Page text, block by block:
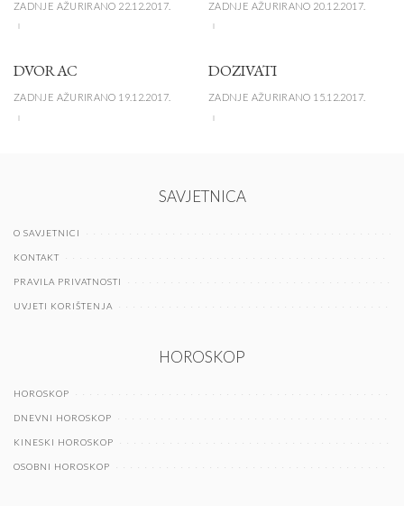
ZADNJE AŽURIRANO 22.12.2017. ZADNJE AŽURIRANO 20.12.2017.
DVORAC
ZADNJE AŽURIRANO 19.12.2017.
DOZIVATI
ZADNJE AŽURIRANO 15.12.2017.
SAVJETNICA
O SAVJETNICI
KONTAKT
PRAVILA PRIVATNOSTI
UVJETI KORIŠTENJA
HOROSKOP
HOROSKOP
DNEVNI HOROSKOP
KINESKI HOROSKOP
OSOBNI HOROSKOP